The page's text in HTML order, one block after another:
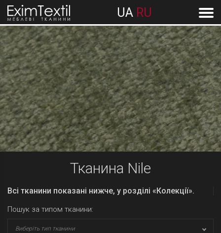
UA RU
Тканина Nile
Всі тканини показані нижче, у розділі «Колекції».
Пошук за типом тканини:
Виберіть тип тканини